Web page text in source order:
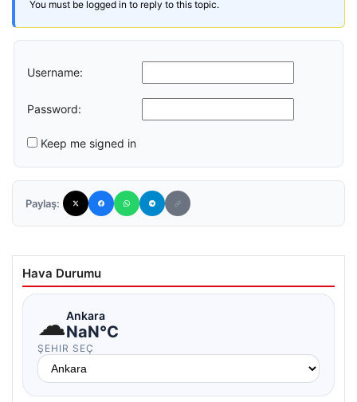
You must be logged in to reply to this topic.
Username:
Password:
Keep me signed in
Paylaş:
Hava Durumu
☁Ankara
NaN°C
ŞEHIR SEÇ